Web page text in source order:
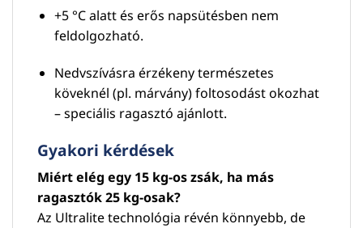
+5 °C alatt és erős napsütésben nem
feldolgozható.
Nedvszívásra érzékeny természetes
köveknél (pl. márvány) foltosodást okozhat
– speciális ragasztó ajánlott.
Gyakori kérdések
Miért elég egy 15 kg-os zsák, ha más
ragasztók 25 kg-osak?
Az Ultralite technológia révén könnyebb, de